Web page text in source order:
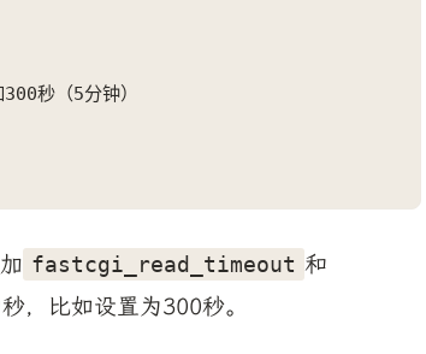
秒（5分钟）
fastcgi_read_timeout 和
，比如设置为300秒。